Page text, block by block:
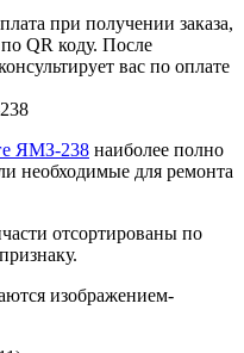
при получении заказа,
QR коду. После
вас по оплате
ЯМЗ-238 наиболее полно
необходимые для ремонта
отсортированы по
изображением-